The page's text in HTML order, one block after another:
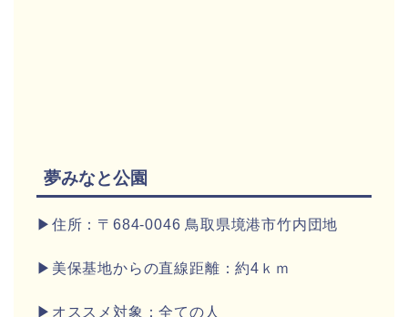
夢みなと公園
▶住所：〒684-0046 鳥取県境港市竹内団地
▶美保基地からの直線距離：約4ｋｍ
▶オススメ対象：全ての人